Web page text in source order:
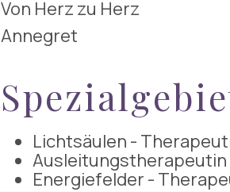
Von Herz zu Herz
Annegret
Lichtsäulen -
Ausleitungstherapeutin
Energiefelder -